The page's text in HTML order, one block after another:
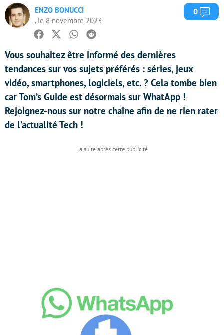
ENZO BONUCCI
, le 8 novembre 2023
0
Facebook
TwitterWhatsapp
Reddit
Vous souhaitez être informé des dernières
tendances sur vos sujets préférés : séries, jeux
vidéo, smartphones, logiciels, etc. ? Cela tombe bien
car Tom’s Guide est désormais sur WhatApp !
Rejoignez-nous sur notre chaîne afin de ne rien rater
de l’actualité Tech !